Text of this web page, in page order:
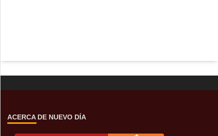
ACERCA DE NUEVO DÍA